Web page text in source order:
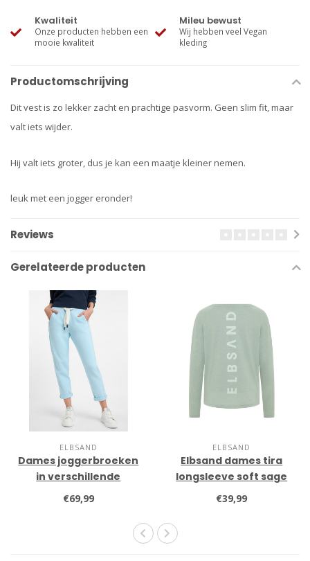
Kwaliteit
Onze producten hebben een
mooie kwaliteit
Mileu bewust
Wij hebben veel Vegan
kleding
Productomschrijving
Dit vest is zo lekker zacht en prachtige pasvorm. Geen slim fit, maar
valt iets wijder.
Hij valt iets groter, dus je kan een maatje kleiner nemen.
leuk met een jogger eronder!
Reviews
Gerelateerde producten
ELBSAND
Dames joggerbroeken
in verschillende
kleuren
€69,99
ELBSAND
Elbsand dames tira
longsleeve soft sage
melange
€39,99